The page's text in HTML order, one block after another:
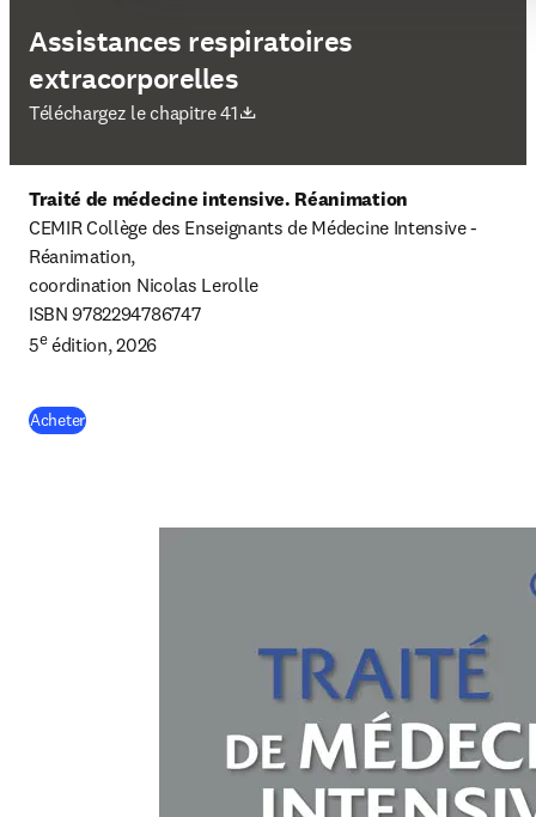
Assistances respiratoires
extracorporelles
Téléchargez le chapitre 41
S’ouvre dans une nouvelle fenêtre
Traité de médecine intensive. Réanimation
CEMIR Collège des Enseignants de Médecine Intensive -
Réanimation,
coordination Nicolas Lerolle
ISBN 9782294786747
5e édition, 2026
Acheter(